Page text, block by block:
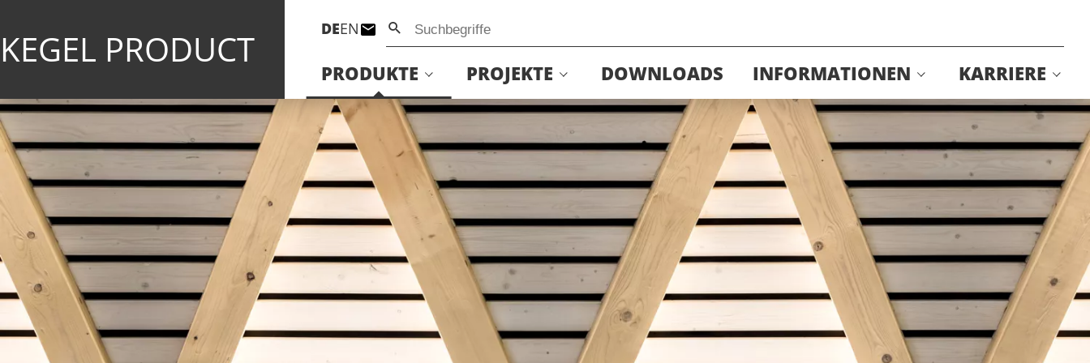
KEGEL PRODUCT DEEN
PRODUKTE PROJEKTE
handlauf
Aqua Stadtbad Hennigsdorf Baumannschule Leipzig
Brücke Bergstraße
Brücke Ebensee
Bootsanleger Köln Deutz
Festung Königstein
Klinikum Ernst von Bergmann Postdam
Knauss Center Ochsenfurt
Lützenerstraße Leipzig
Max Planck Institut Dresden
Messe Nürnberg
Neuer Markt Ingelheim
DOWNLOADS INFORMATIONEN
Edelstahl
Richtlinien Geländerbau
Zertifikate
elektrischer Anschluss
Montageanleitung
KARRIERE
Stellenangebote
Onlinebewerbung